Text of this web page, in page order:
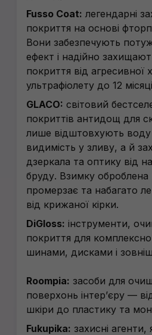
Fusso Coat: легендарні
покриття на основі
Вони забезпечують
ефект і надійно
покриття від агресивної
ультрафіолету до 12
GLACO: світовий
покриттів антидощ для
лише відштовхують
видимість у зливу, а й
дзеркала та оптику від
бруду. Взимку
промерзає та набагато
від крижаної кірки.
DiGloss: інструменти,
покриття для
шинами, дисками і
Roompia: засоби для
поверхонь інтерʼєру —
шкіри до пластику та
Fukupika: захисні агенти,